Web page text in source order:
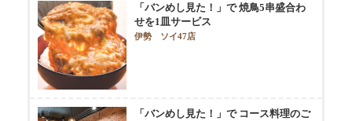
「バンめし見た！」で 焼鳥5串盛合わ
せを1皿サービス
伊勢 ソイ47店
「バンめし見た！」で コース料理のご